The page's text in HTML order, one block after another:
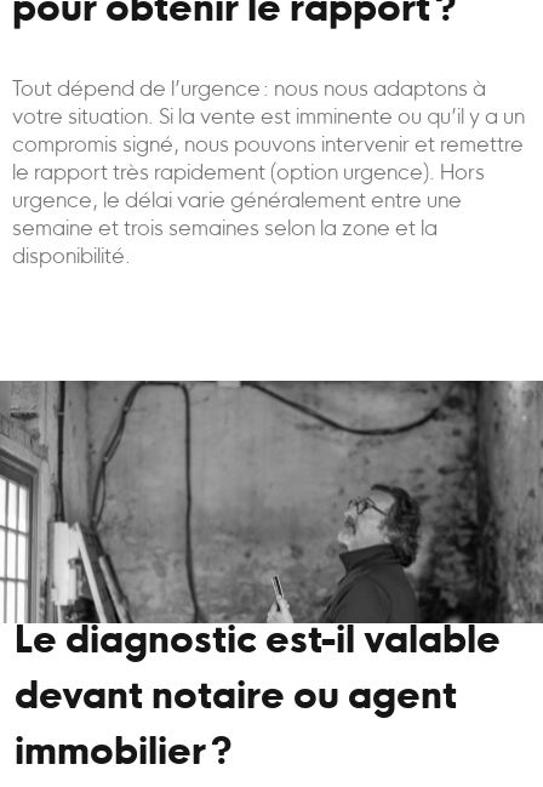
pour obtenir le rapport ?
Tout dépend de l’urgence : nous nous adaptons à
votre situation. Si la vente est imminente ou qu’il y a un
compromis signé, nous pouvons intervenir et remettre
le rapport très rapidement (option urgence). Hors
urgence, le délai varie généralement entre une
semaine et trois semaines selon la zone et la
disponibilité.
Le diagnostic est-il valable
devant notaire ou agent
immobilier ?